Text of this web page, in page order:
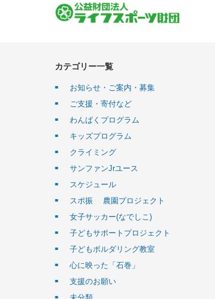
カテゴリー一覧
お知らせ・ご案内・募集
ご支援・寄付など
わんぱくプログラム
キッズプログラム
クライミング
サンファンJrユース
スケジュール
スポ振 農園プロジェクト
女子サッカー(なでしこ)
子どもサポートプロジェクト
子どもボルダリング教室
心に映った「石巻」
支援のお願い